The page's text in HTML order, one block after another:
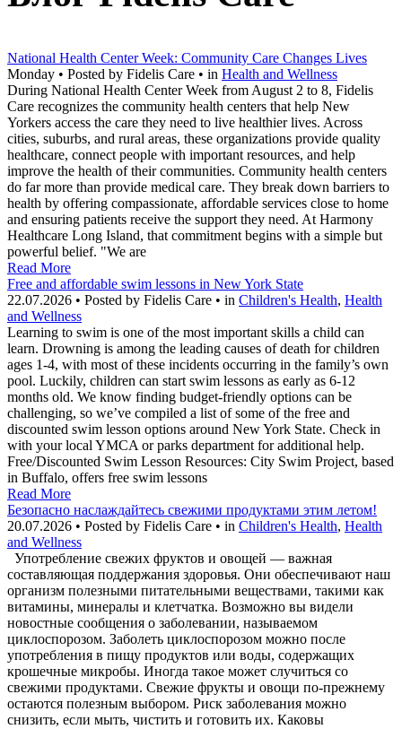
National Health Center Week: Community Care Changes Lives
Monday • Posted by Fidelis Care • in Health and Wellness
During National Health Center Week from August 2 to 8, Fidelis
Care recognizes the community health centers that help New
Yorkers access the care they need to live healthier lives. Across
cities, suburbs, and rural areas, these organizations provide quality
healthcare, connect people with important resources, and help
improve the health of their communities. Community health centers
do far more than provide medical care. They break down barriers to
health by offering compassionate, affordable services close to home
and ensuring patients receive the support they need. At Harmony
Healthcare Long Island, that commitment begins with a simple but
powerful belief. "We are
Read More
Free and affordable swim lessons in New York State
22.07.2026 • Posted by Fidelis Care • in Children's Health, Health
and Wellness
Learning to swim is one of the most important skills a child can
learn. Drowning is among the leading causes of death for children
ages 1-4, with most of these incidents occurring in the family’s own
pool. Luckily, children can start swim lessons as early as 6-12
months old. We know finding budget-friendly options can be
challenging, so we’ve compiled a list of some of the free and
discounted swim lesson options around New York State. Check in
with your local YMCA or parks department for additional help.
Free/Discounted Swim Lesson Resources: City Swim Project, based
in Buffalo, offers free swim lessons
Read More
Безопасно наслаждайтесь свежими продуктами этим летом!
20.07.2026 • Posted by Fidelis Care • in Children's Health, Health
and Wellness
Употребление свежих фруктов и овощей — важная
составляющая поддержания здоровья. Они обеспечивают наш
организм полезными питательными веществами, такими как
витамины, минералы и клетчатка. Возможно вы видели
новостные сообщения о заболевании, называемом
циклоспорозом. Заболеть циклоспорозом можно после
употребления в пищу продуктов или воды, содержащих
крошечные микробы. Иногда такое может случиться со
свежими продуктами. Свежие фрукты и овощи по-прежнему
остаются полезным выбором. Риск заболевания можно
снизить, если мыть, чистить и готовить их. Каковы